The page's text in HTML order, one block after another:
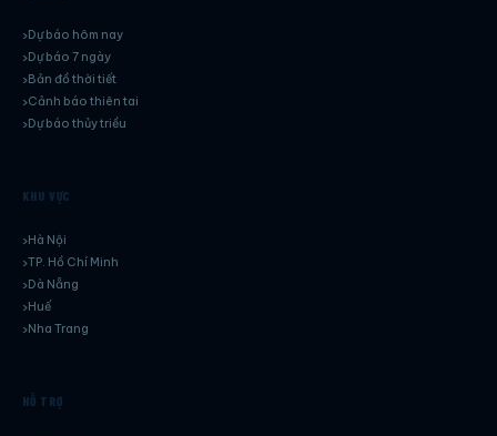
Dự báo hôm nay
Dự báo 7 ngày
Bản đồ thời tiết
Cảnh báo thiên tai
Dự báo thủy triều
KHU VỰC
Hà Nội
TP. Hồ Chí Minh
Dà Nẵng
Huế
Nha Trang
HỖ TRỢ